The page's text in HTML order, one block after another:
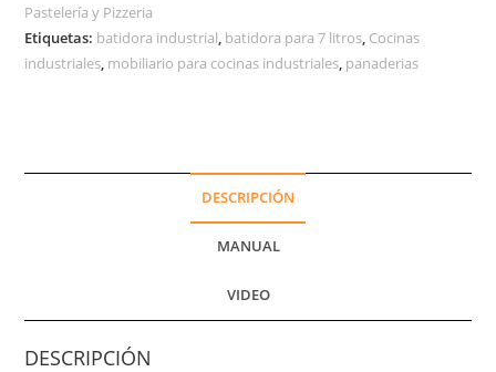
Pastelería y Pizzeria
Etiquetas: batidora industrial batidora para 7 litros Cocinas
industriales mobiliario para cocinas industriales panaderias
DESCRIPCIÓN
MANUAL
VIDEO
DESCRIPCIÓN